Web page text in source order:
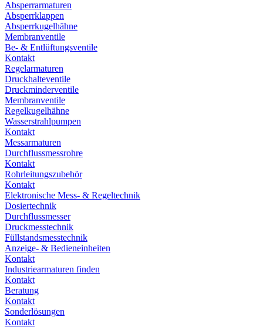
Absperrarmaturen
Absperrklappen
Absperrkugelhähne
Membranventile
Be- & Entlüftungsventile
Kontakt
Regelarmaturen
Druckhalteventile
Druckminderventile
Membranventile
Regelkugelhähne
Wasserstrahlpumpen
Kontakt
Messarmaturen
Durchflussmessrohre
Kontakt
Rohrleitungszubehör
Kontakt
Elektronische Mess- & Regeltechnik
Dosiertechnik
Durchflussmesser
Druckmesstechnik
Füllstandsmesstechnik
Anzeige- & Bedieneinheiten
Kontakt
Industriearmaturen finden
Kontakt
Beratung
Kontakt
Sonderlösungen
Kontakt